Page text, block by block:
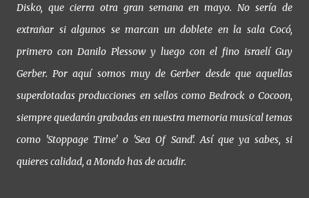
Disko, que cierra otra gran semana en mayo. No sería de
extrañar si algunos se marcan un doblete en la sala Cocó,
primero con Danilo Plessow y luego con el fino israelí Guy
Gerber. Por aquí somos muy de Gerber desde que aquellas
superdotadas producciones en sellos como Bedrock o Cocoon,
siempre quedarán grabadas en nuestra memoria musical temas
como 'Stoppage Time' o 'Sea Of Sand'. Así que ya sabes, si
quieres calidad, a Mondo has de acudir.